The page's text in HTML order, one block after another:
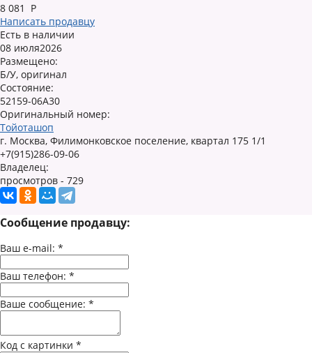
8 081
Р
Написать продавцу
Есть в наличии
08 июля2026
Размещено:
Б/У, оригинал
Состояние:
52159-06A30
Оригинальный номер:
Тойоташоп
г. Москва, Филимонковское поселение, квартал 175 1/1
+7(915)286-09-06
Владелец:
просмотров - 729
Сообщение продавцу:
Ваш e-mail: *
Ваш телефон: *
Ваше сообщение: *
Код с картинки *